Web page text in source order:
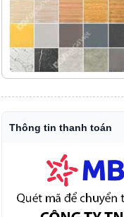
Thông tin thanh toán